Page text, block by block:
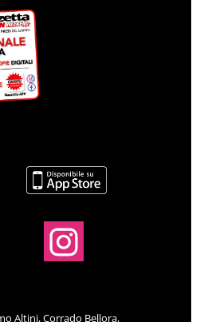
Altini, Corrado Bellora,